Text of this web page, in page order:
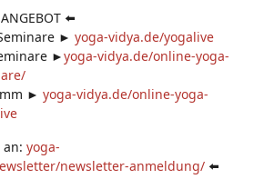
⬅️
► yoga-vidya.de/yogalive
►yoga-vidya.de/online-yoga-
► yoga-vidya.de/online-yoga-
yoga-
newsletter-anmeldung/ ⬅️